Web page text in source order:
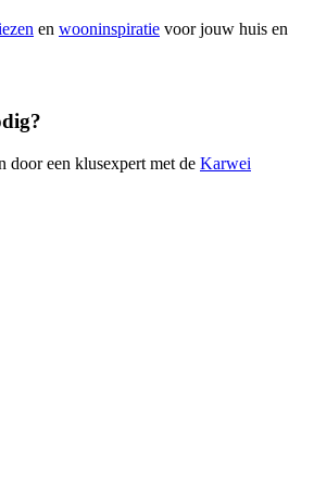
en wooninspiratie voor jouw huis en
door een klusexpert met de Karwei